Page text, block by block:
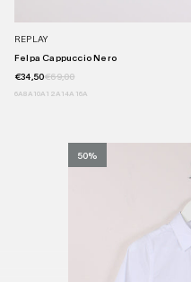
REPLAY
Felpa Cappuccio Nero
€34,50€69,00
6A8A 10A 12A 14A 16A
50%